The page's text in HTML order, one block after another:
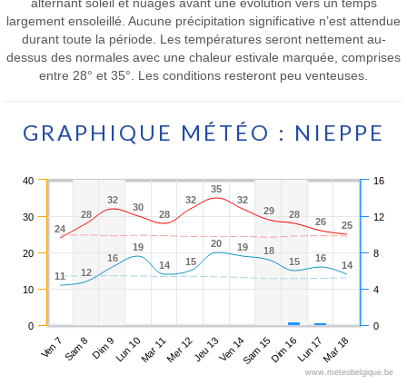
largement ensoleillé. Aucune précipitation significative n’est attendue
durant toute la période. Les températures seront nettement au-
dessus des normales avec une chaleur estivale marquée, comprises
entre 28° et 35°. Les conditions resteront peu venteuses.
GRAPHIQUE MÉTÉO : NIEPPE
24
24
28
28
32
32
30
30
28
28
32
32
35
35
32
32
29
29 28
28
26
26 25
25
11
11 12
12
16
16
19
19
14
14 15
15
20
20 19
19 18
18
15
15 16
16
14
14
Ven 7Sam 8Dim 9Lun 10Mar 11Mer 12Jeu 13Ven 14Sam 15Dim 16Lun 17Mar 18
0
10
20
30
40
0
4
8
12
16
www.meteobelgique.be